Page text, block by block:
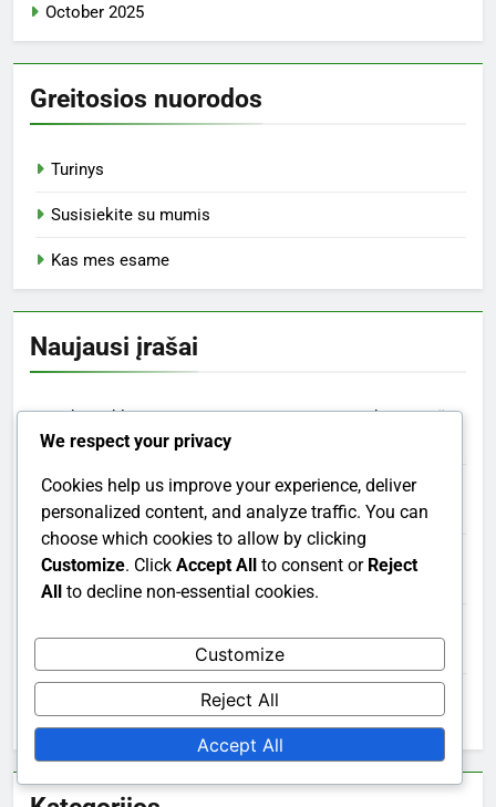
October 2025
Greitosios nuorodos
Turinys
Susisiekite su mumis
Kas mes esame
Naujausi įrašai
Įveikiant kliūtis: strategijos, parama ir sprendimai mažas
pajamas gaunančioms gyventojų grupėms
Draudimo Aprėptis: Pagrindinės Sąvokos, Privalumai ir
Apribojimai
Mobiliosios programėlės: privalumai, funkcijos ir
prieinamumas vyresnio amžiaus žmonėms
Vaistų saugumo patikros: nauda, dažnumas ir geriausios
praktikos
We respect your privacy
Cookies help us improve your experience, deliver
personalized content, and analyze traffic. You can
choose which cookies to allow by clicking
Customize. Click Accept All to consent or Reject
All to decline non-essential cookies.
Customize
Reject All
Accept All